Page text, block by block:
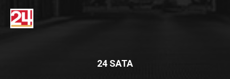
24 SATA